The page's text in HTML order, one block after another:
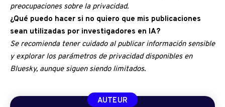
preocupaciones sobre la privacidad.
¿Qué puedo hacer si no quiero que mis publicaciones
sean utilizadas por investigadores en IA?
Se recomienda tener cuidado al publicar información sensible
y explorar los parámetros de privacidad disponibles en
Bluesky, aunque siguen siendo limitados.
AUTEUR